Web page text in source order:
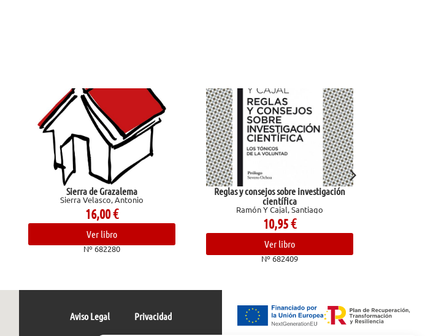
Sierra de Grazalema
Sierra Velasco, Antonio
16,00€
Ver libro
Nº 682280
Reglas y consejos sobre investigación
científica
Ramón Y Cajal, Santiago
10,95€
Ver libro
Nº 682409
Aviso Legal Privacidad